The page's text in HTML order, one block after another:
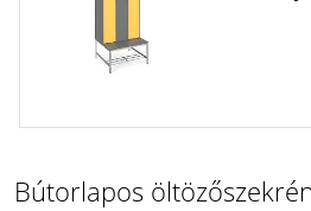
Bútorlapos